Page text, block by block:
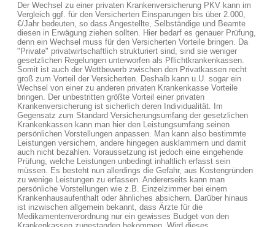
Der Wechsel zu einer privaten Krankenversicherung PKV kann im
Vergleich ggf. für den Versicherten Einsparungen bis über 2.000,
€/Jahr bedeuten, so dass Angestellte, Selbständige und Beamte
diesen in Erwägung ziehen sollten. Hier bedarf es genauer Prüfung,
denn ein Wechsel muss für den Versicherten Vorteile bringen. Da
"Private" privatwirtschaftlich strukturiert sind, sind sie weniger
gesetzlichen Regelungen unterworfen als Pflichtkrankenkassen.
Somit ist auch der Wettbewerb zwischen den Privatkassen recht
groß zum Vorteil der Versicherten. Deshalb kann u.U. sogar ein
Wechsel von einer zu anderen privaten Krankenkasse Vorteile
bringen. Der unbestritten größte Vorteil einer privaten
Krankenversicherung ist sicherlich deren Individualität. Im
Gegensatz zum Standard Versicherungsumfang der gesetzlichen
Krankenkassen kann man hier den Leistungsumfang seinen
persönlichen Vorstellungen anpassen. Man kann also bestimmte
Leistungen versichern, andere hingegen ausklammern und damit
auch nicht bezahlen. Voraussetzung ist jedoch eine eingehende
Prüfung, welche Leistungen unbedingt inhaltlich erfasst sein
müssen. Es besteht nun allerdings die Gefahr, aus Kostengründen
zu wenige Leistungen zu erfassen. Andererseits kann man
persönliche Vorstellungen wie z.B. Einzelzimmer bei einem
Krankenhausaufenthalt oder ähnliches absichern. Darüber hinaus
ist inzwischen allgemein bekannt, dass Ärzte für die
Medikamentenverordnung nur ein gewisses Budget von den